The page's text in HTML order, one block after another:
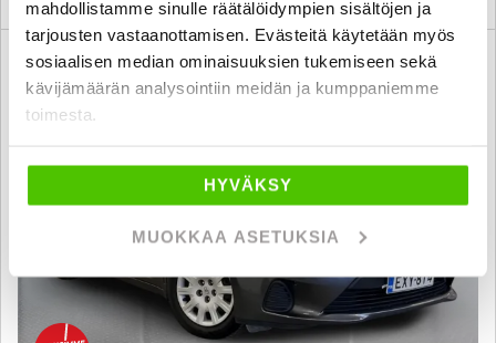
mahdollistamme sinulle räätälöidympien sisältöjen ja
tarjousten vastaanottamisen. Evästeitä käytetään myös
sosiaalisen median ominaisuuksien tukemiseen sekä
kävijämäärän analysointiin meidän ja kumppaniemme
toimesta.
HYVÄKSY
MUOKKAA ASETUKSIA
6 kk korotonta ja kulutonta